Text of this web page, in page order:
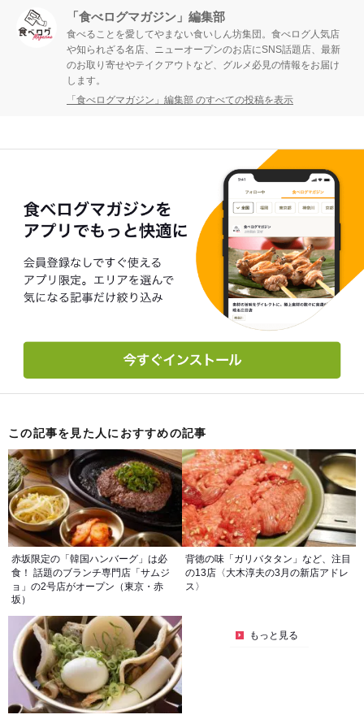
「食べログマガジン」編集部
食べることを愛してやまない食いしん坊集団。食べログ人気店
や知られざる名店、ニューオープンのお店にSNS話題店、最新
のお取り寄せやテイクアウトなど、グルメ必見の情報をお届け
します。
「食べログマガジン」編集部 のすべての投稿を表示
この記事を見た人におすすめの記事
赤坂限定の「韓国ハンバーグ」は必
食！ 話題のブランチ専門店「サムジ
ョ」の2号店がオープン（東京・赤
坂）
背徳の味「ガリバタタン」など、注目
の13店〈大木淳夫の3月の新店アドレ
ス〉
もっと見る